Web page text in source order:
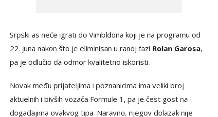
Srpski as neće igrati do Vimbldona koji je na programu od
22. juna nakon što je eliminisan u ranoj fazi Rolan Garosa,
pa je odlučio da odmor kvalitetno iskoristi.
Novak među prijateljima i poznanicima ima veliki broj
aktuelnih i bivših vozača Formule 1, pa je čest gost na
događajima ovakvog tipa. Naravno, njegov dolazak nije